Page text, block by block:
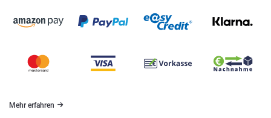
Mehr erfahren